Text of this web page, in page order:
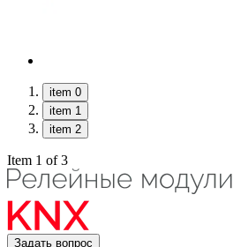
item 0
item 1
item 2
Item 1 of 3
Задать вопрос